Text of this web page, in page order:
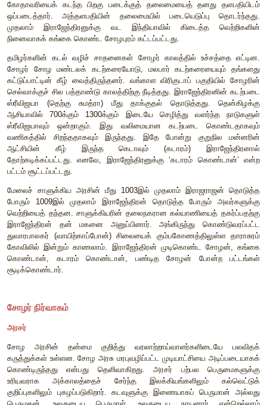
சோழ அரசர்களில் மிகவும் போற்றப்படுபவர் முதலாம்
கடந்த படையெடுப்புகள் மேற்குக்கடற்கரை, இலங்கை
பெற்றுத்தந்தன. அவர் இந்தியப்பெருங்கடலில் மாலத் தீவுகளைக்
இதில் சேரும். இலங்கையை வென்றதன் மூலம் அதன் வடக்கு
சோழ அரசின் நேரடிக் கட்டுப்பாட்டின்கீழ் வந்தன.
பகுதிகளை நிர்வகிப்பதற்கு ஒரு தமிழ் தளபதியை இராஜராஜன்
அங்கு ஒரு கோவில் கட்டவும் ஆணை பிறப்பித்தார். அக்கோவில்
(சிவாலயம்) எனப்படுகிறது. இவரால் ‘மகாதிட்டா’ என்ற
கோவில் ‘இராஜராஜேஸ்வரம்' என அழைக்கப்படுகிறது.
இராஜராஜன் தன் மகன் முதலாம் இராஜேந்திரனை வாரிசாக
இருவரும் இரு ஆண்டு காலம் கூட்டாக ஆட்சி
சாளுக்கிரைத் தாக்கி, சோழ அரசின் எல்லையைத்
விரிவுப்படுத்தினார். இராஜராஜன் மதுரை மீது தாக்குதல்
பாண்டியர் தங்கள் மணிமுடி மற்றும் அரச நகைகளுடன்
அடைக்கலம் புகுந்தார்கள். எனவே முதலாம்
வென்று, பாண்டியரின் மணிமுடியையும் பிற அரச
கைப்பற்றினார்.
முதலாம் இராஜேந்திரன் அரசராகப் பொறுப்பேற்ற பின் 1023இல்